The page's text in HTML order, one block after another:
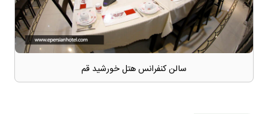
سالن کنفرانس هتل خورشید قم